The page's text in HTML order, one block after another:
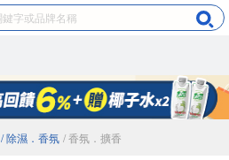
/ 除濕．香氛 / 香氛．擴香